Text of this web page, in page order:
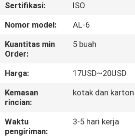
TUR
PABRIK
KONTROL
KUALITAS
HUBUNGI
KAMI
Sertifikasi:
ISO
Nomor model:
AL-6
Kuantitas min
Order:
5 buah
Harga:
17USD~20USD
Kemasan
rincian:
kotak dan karton
Waktu
pengiriman:
3-5 hari kerja